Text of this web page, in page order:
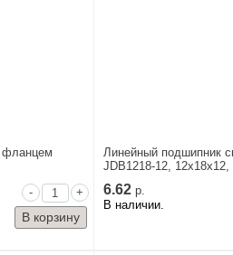
фланцем
- +
Линейный подшипник
JDB1218-12, 12x18x12,
6.62р.
В наличии.